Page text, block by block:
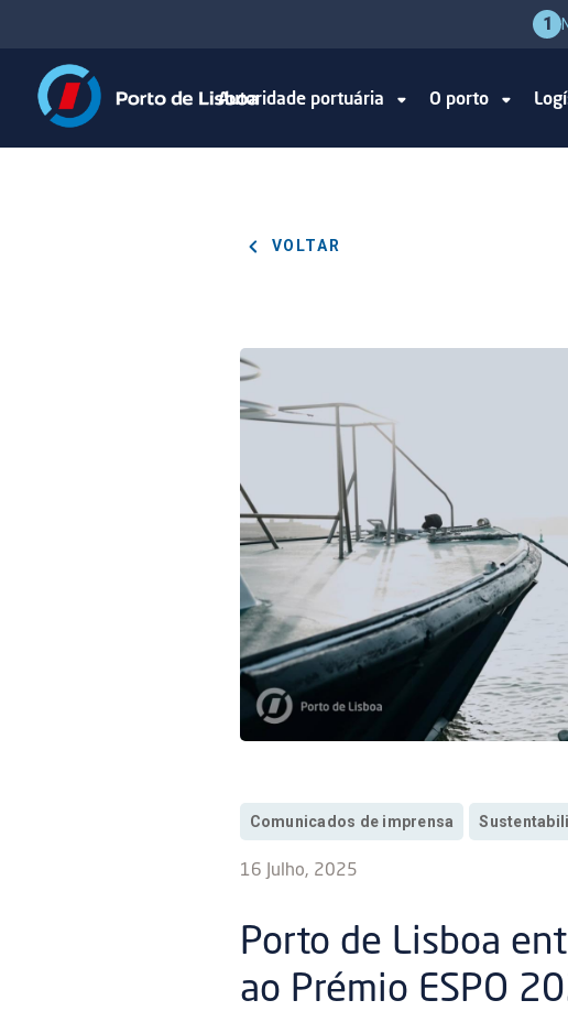
1
Autoridade portuária O porto
VOLTAR
Comunicados de imprensa
16 Julho, 2025
Porto de Lisboa
ao Prémio ESPO